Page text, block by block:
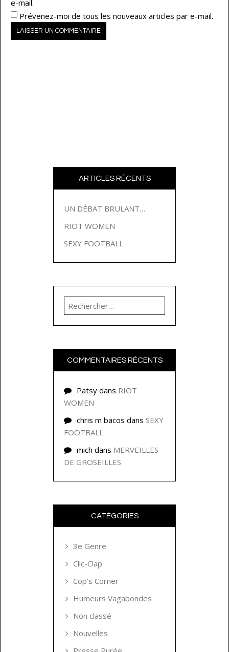
e-mail.
Prévenez-moi de tous les nouveaux articles par e-mail.
ARTICLES RÉCENTS
UN DÉBAT BRULANT…
RIOT WOMEN
SEXY FOOTBALL
Rechercher :
COMMENTAIRES RÉCENTS
Patsy dans RIOT
WOMEN
chris m bacos dans SEXY
FOOTBALL
mich dans MERVEILLES
DE GROSEILLES
CATÉGORIES
3e Genre
Clic-Clap
Cop's Corner
Humeurs Vagabondes
Non classé
Nouvelles